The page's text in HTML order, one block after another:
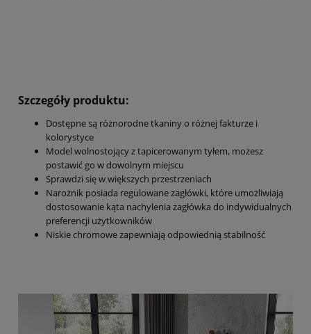
Szczegóły produktu:
Dostępne są różnorodne tkaniny o różnej fakturze i
kolorystyce
Model wolnostojący z tapicerowanym tyłem, możesz
postawić go w dowolnym miejscu
Sprawdzi się w większych przestrzeniach
Narożnik posiada regulowane zagłówki, które umożliwiają
dostosowanie kąta nachylenia zagłówka do indywidualnych
preferencji użytkowników
Niskie chromowe zapewniają odpowiednią stabilność